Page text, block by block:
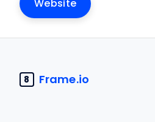
Website
8 Frame.io